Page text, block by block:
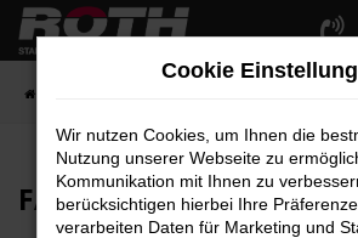
Zum
Hauptinhalt
FAHRZEUG-SHOWROOM
Cookie
Wir nutzen Cookies, um Ihnen die
Nutzung unserer Webseite zu
Kommunikation mit Ihnen zu
berücksichtigen hierbei Ihre
verarbeiten Daten für Marketing und